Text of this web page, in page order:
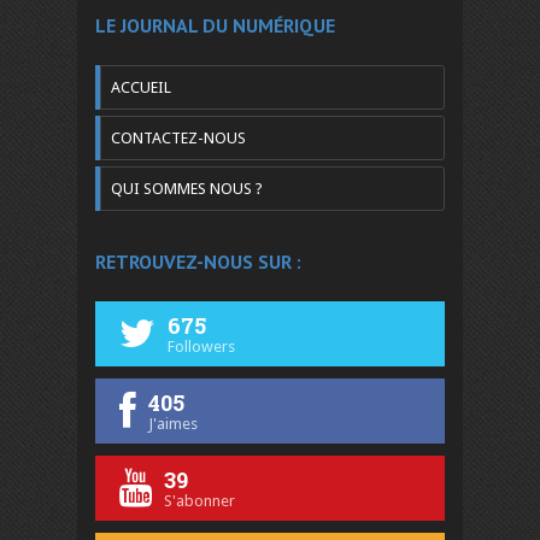
LE JOURNAL DU NUMÉRIQUE
ACCUEIL
CONTACTEZ-NOUS
QUI SOMMES NOUS ?
RETROUVEZ-NOUS SUR :
675
Followers
405
J'aimes
39
S'abonner